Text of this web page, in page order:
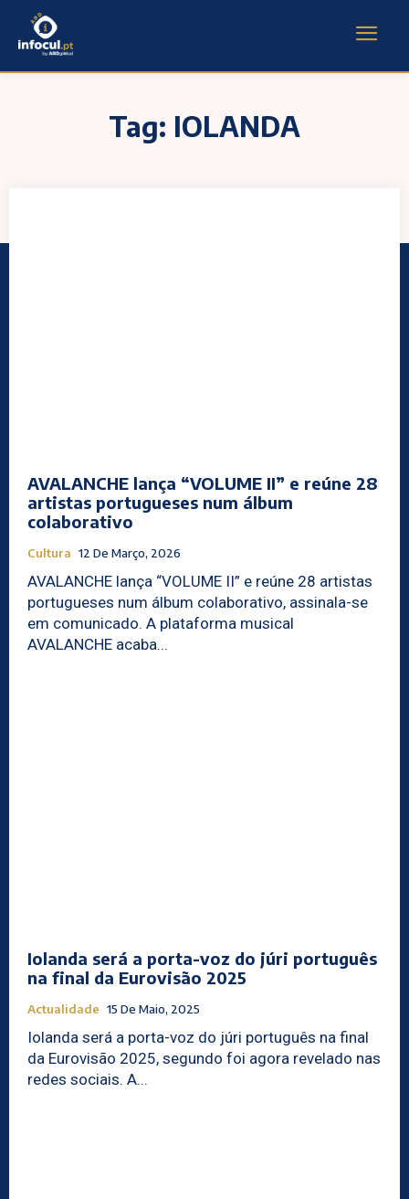
Tag: IOLANDA
AVALANCHE lança “VOLUME II” e reúne 28
artistas portugueses num álbum
colaborativo
Cultura 12 De Março, 2026
AVALANCHE lança “VOLUME II” e reúne 28 artistas
portugueses num álbum colaborativo, assinala-se
em comunicado. A plataforma musical
AVALANCHE acaba...
Iolanda será a porta-voz do júri português
na final da Eurovisão 2025
Actualidade 15 De Maio, 2025
Iolanda será a porta-voz do júri português na final
da Eurovisão 2025, segundo foi agora revelado nas
redes sociais. A...